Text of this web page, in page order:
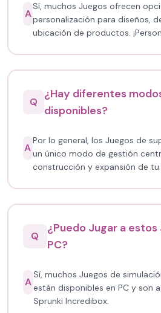
A
Sí, muchos Juegos ofrecen
personalización para diseños,
ubicación de productos.
Q
¿Hay diferentes
disponibles?
A
Por lo general, los Juegos de
un único modo de gestión
construcción y expansión de tu
Q
¿Puedo Jugar a estos
PC?
A
Sí, muchos Juegos de
están disponibles en PC y son
Sprunki Incredibox.